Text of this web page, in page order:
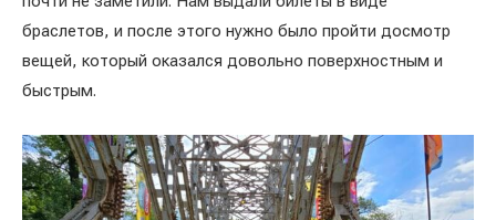
браслетов, и после этого нужно было пройти досмотр
вещей, который оказался довольно поверхностным и
быстрым.